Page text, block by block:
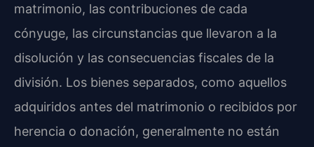
matrimonio, las contribuciones de cada
cónyuge, las circunstancias que llevaron a la
disolución y las consecuencias fiscales de la
división. Los bienes separados, como aquellos
adquiridos antes del matrimonio o recibidos por
herencia o donación, generalmente no están